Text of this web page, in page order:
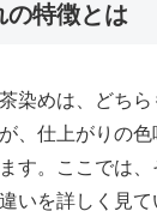
の特徴とは
染めは、どち
、仕上がりの
す。ここでは
いを詳しく見て